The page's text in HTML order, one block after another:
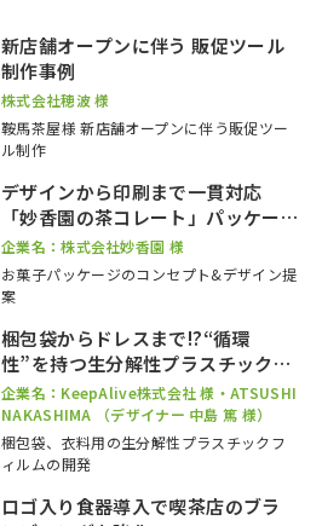
新店舗オープンに伴う 販促ツール
制作事例
株式会社穂波 様
鞍馬茶屋様 新店舗オープンに伴う販促ツー
ル制作
デザインから印刷まで一貫対応
「妙香園の茶コレート」パッケー
ジ制作事例
企業名：株式会社妙香園 様
お菓子パッケージのコンセプト&デザイン提
案
梱包袋からドレスまで!?“循環
性”を持つ生分解性プラスチックの
ご活用
企業名：KeepAlive株式会社 様・ATSUSHI
NAKASHIMA （デザイナー 中島 篤 様）
梱包袋、衣料用の生分解性プラスチックフ
ィルムの開発
ロゴ入り食器導入で喫茶店のブラ